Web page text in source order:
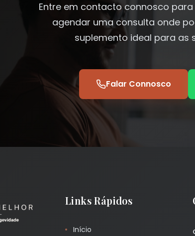
Entre em contacto connosco
agendar uma consulta onde
suplemento ideal para as
Falar Connosco
Links Rápidos
Início